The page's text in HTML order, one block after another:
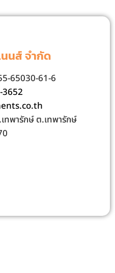
นส์ จํากัด
65030-61-6
ทพารักษ์ ต.เทพารักษ์